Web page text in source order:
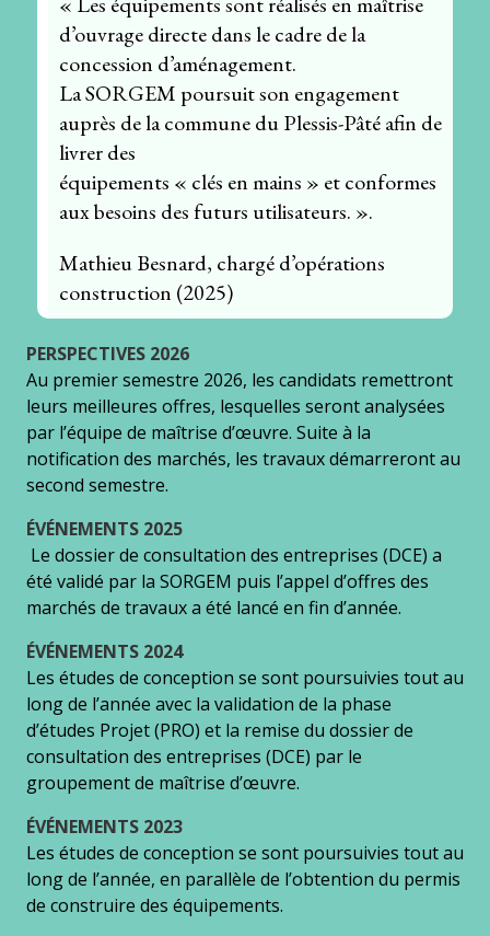
d’ouvrage directe dans le cadre de la
concession d’aménagement.
La SORGEM poursuit son engagement
auprès de la commune du Plessis-Pâté afin de
livrer des
équipements « clés en mains » et conformes
aux besoins des futurs utilisateurs. ».
Mathieu Besnard, chargé d’opérations
construction (2025)
PERSPECTIVES 2026
Au premier semestre 2026, les candidats remettront
leurs meilleures offres, lesquelles seront analysées
par l’équipe de maîtrise d’œuvre. Suite à la
notification des marchés, les travaux démarreront au
second semestre.
ÉVÉNEMENTS 2025
Le dossier de consultation des entreprises (DCE) a
été validé par la SORGEM puis l’appel d’offres des
marchés de travaux a été lancé en fin d’année.
ÉVÉNEMENTS 2024
Les études de conception se sont poursuivies tout au
long de l’année avec la validation de la phase
d’études Projet (PRO) et la remise du dossier de
consultation des entreprises (DCE) par le
groupement de maîtrise d’œuvre.
ÉVÉNEMENTS 2023
Les études de conception se sont poursuivies tout au
long de l’année, en parallèle de l’obtention du permis
de construire des équipements.